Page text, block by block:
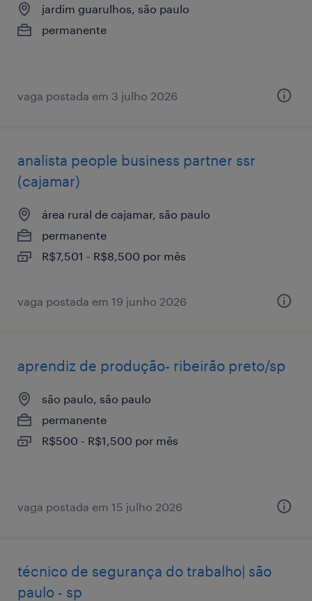
jardim guarulhos, são paulo
permanente
vaga postada em 3 julho 2026
analista ​people ​business ​partner ssr
(cajamar)
área rural de cajamar, são paulo
permanente
R$7,501 - R$8,500 por mês
vaga postada em 19 junho 2026
aprendiz de produção- ribeirão preto/sp
são paulo, são paulo
permanente
R$500 - R$1,500 por mês
vaga postada em 15 julho 2026
técnico de segurança do trabalho| são
paulo - sp